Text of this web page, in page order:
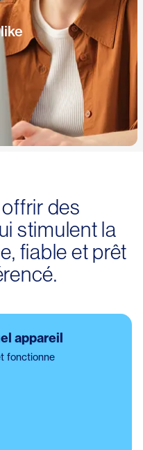
des
stimulent la
fiable et prêt
appareil
fonctionne